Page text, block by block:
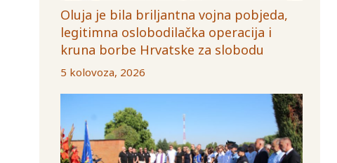
Oluja je bila briljantna vojna pobjeda,
legitimna oslobodilačka operacija i
kruna borbe Hrvatske za slobodu
5 kolovoza, 2026